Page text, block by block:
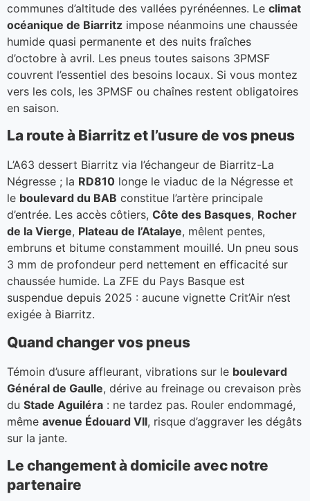
communes d’altitude des vallées pyrénéennes. Le climat
océanique de Biarritz impose néanmoins une chaussée
humide quasi permanente et des nuits fraîches
d’octobre à avril. Les pneus toutes saisons 3PMSF
couvrent l’essentiel des besoins locaux. Si vous montez
vers les cols, les 3PMSF ou chaînes restent obligatoires
en saison.
La route à Biarritz et l’usure de vos pneus
L’A63 dessert Biarritz via l’échangeur de Biarritz-La
Négresse ; la RD810 longe le viaduc de la Négresse et
le boulevard du BAB constitue l’artère principale
d’entrée. Les accès côtiers, Côte des Basques, Rocher
de la Vierge, Plateau de l’Atalaye, mêlent pentes,
embruns et bitume constamment mouillé. Un pneu sous
3 mm de profondeur perd nettement en efficacité sur
chaussée humide. La ZFE du Pays Basque est
suspendue depuis 2025 : aucune vignette Crit’Air n’est
exigée à Biarritz.
Quand changer vos pneus
Témoin d’usure affleurant, vibrations sur le boulevard
Général de Gaulle, dérive au freinage ou crevaison près
du Stade Aguiléra : ne tardez pas. Rouler endommagé,
même avenue Édouard VII, risque d’aggraver les dégâts
sur la jante.
Le changement à domicile avec notre
partenaire